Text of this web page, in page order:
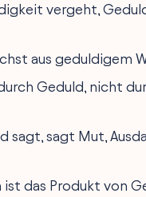
vergeht,
aus geduldigem
Geduld, nicht
sagt, sagt Mut,
ist das Produkt von